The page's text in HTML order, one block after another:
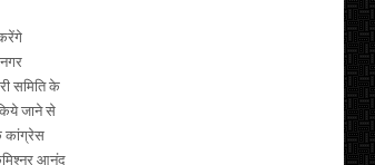
समिति के
जाने से
कांग्रेस
आनंद